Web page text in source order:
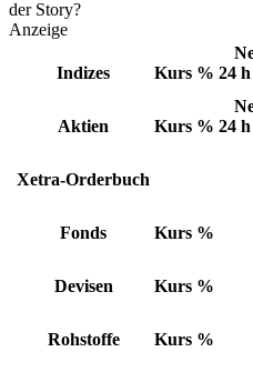
der Story?
Anzeige
Indizes Kurs % 24
Aktien Kurs % 24
Xetra-Orderbuch
Fonds Kurs %
Devisen Kurs %
Rohstoffe Kurs %